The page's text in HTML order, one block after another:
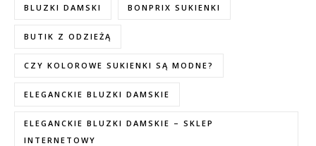
BLUZKI DAMSKI BONPRIX SUKIENKI
BUTIK Z ODZIEŻĄ
CZY KOLOROWE SUKIENKI SĄ MODNE?
ELEGANCKIE BLUZKI DAMSKIE
ELEGANCKIE BLUZKI DAMSKIE – SKLEP
INTERNETOWY